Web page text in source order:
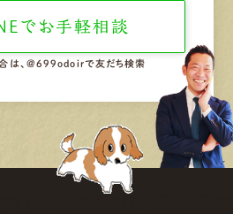
で お手軽相談
は、@699odoirで友だち検索